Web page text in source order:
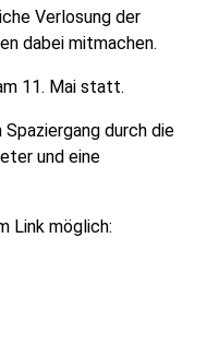
Verlosung der
dabei mitmachen.
11. Mai statt.
durch die
und eine
Link möglich: